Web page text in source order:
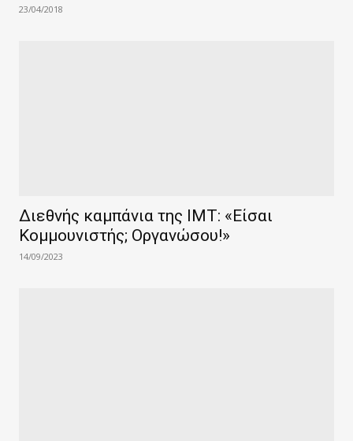
23/04/2018
Διεθνής καμπάνια της IMT: «Είσαι
Κομμουνιστής; Οργανώσου!»
14/09/2023